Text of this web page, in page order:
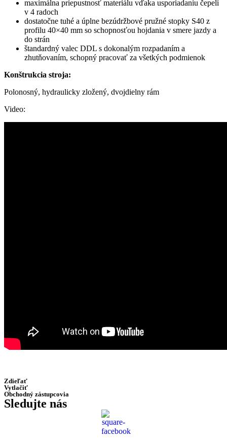
maximálna priepustnosť materiálu vďaka usporiadaniu čepelí
v 4 radoch
dostatočne tuhé a úplne bezúdržbové pružné stopky S40 z
profilu 40×40 mm so schopnosťou hojdania v smere jazdy a
do strán
štandardný valec DDL s dokonalým rozpadaním a
zhutňovaním, schopný pracovať za všetkých podmienok
Konštrukcia stroja:
Polonosný, hydraulicky zložený, dvojdielny rám
Video:
Zdieľať
Vytlačiť
Obchodný zástupcovia
Sledujte nás